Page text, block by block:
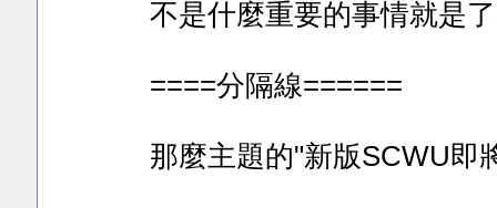
不是什麼重要的事情就是
====分隔線======
那麼主題的"新版SCWU即